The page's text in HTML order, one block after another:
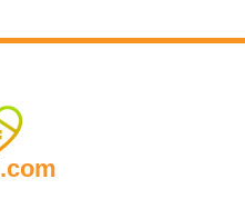
.com